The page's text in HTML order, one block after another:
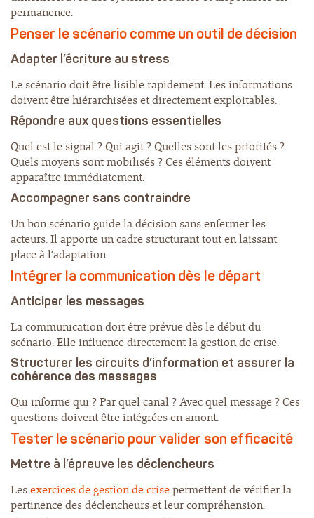
permanence.
Penser le scénario comme un outil de décision
Adapter l’écriture au stress
Le scénario doit être lisible rapidement. Les informations
doivent être hiérarchisées et directement exploitables.
Répondre aux questions essentielles
Quel est le signal ? Qui agit ? Quelles sont les priorités ?
Quels moyens sont mobilisés ? Ces éléments doivent
apparaître immédiatement.
Accompagner sans contraindre
Un bon scénario guide la décision sans enfermer les
acteurs. Il apporte un cadre structurant tout en laissant
place à l’adaptation.
Intégrer la communication dès le départ
Anticiper les messages
La communication doit être prévue dès le début du
scénario. Elle influence directement la gestion de crise.
Structurer les circuits d’information et assurer la
cohérence des messages
Qui informe qui ? Par quel canal ? Avec quel message ? Ces
questions doivent être intégrées en amont.
Tester le scénario pour valider son efficacité
Mettre à l’épreuve les déclencheurs
Lesexercices de gestion de crisepermettent de vérifier la
pertinence des déclencheurs et leur compréhension.